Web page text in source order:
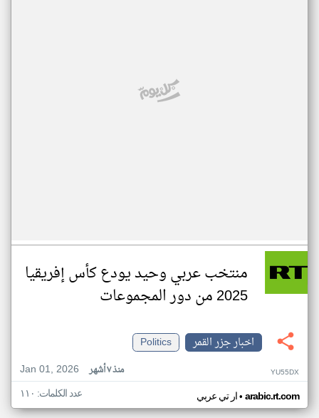
منتخب عربي وحيد يودع كأس إفريقيا
2025 من دور المجموعات
اخبار جزر القمر
Politics
Jan 01, 2026
منذ ٧ أشهر YU55DX
ار تي عربي• arabic.rt.com عدد الكلمات: ١١٠